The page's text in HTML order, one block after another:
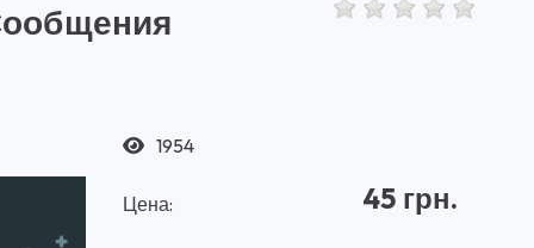
1954
Цена: 45 грн.